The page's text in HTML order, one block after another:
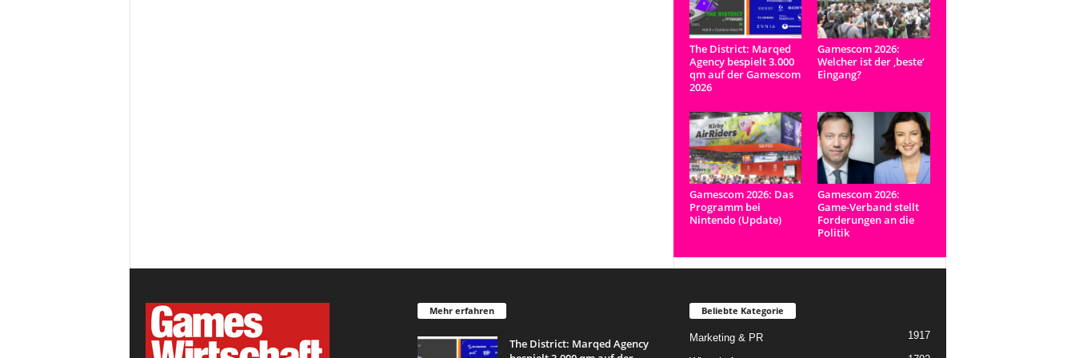
The District: Marqed
Agency bespielt 3.000
qm auf der Gamescom
2026
Gamescom 2026:
Welcher ist der ‚beste‘
Eingang?
Gamescom 2026: Das
Programm bei
Nintendo (Update)
Gamescom 2026:
Game-Verband stellt
Forderungen an die
Politik
Mehr erfahren
The District: Marqed Agency
Beliebte Kategorie
Marketing & PR 1917